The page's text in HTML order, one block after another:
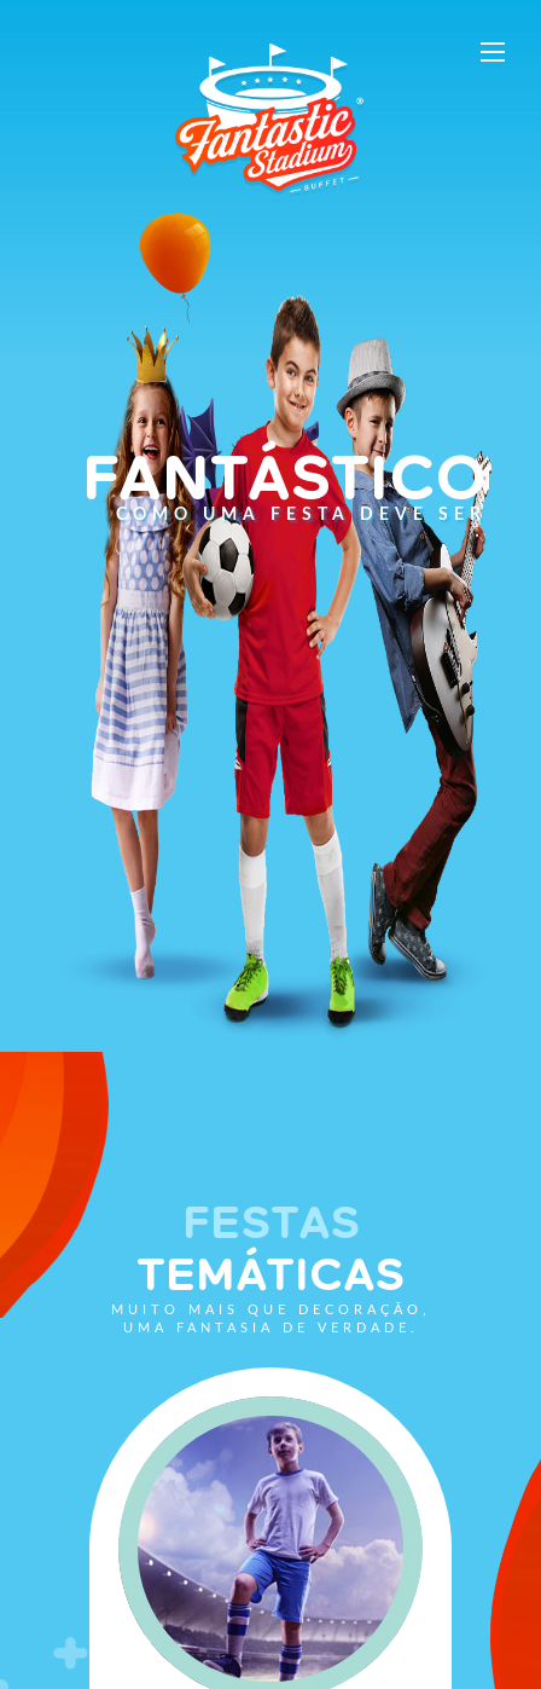
FANTÁSTICO
COMO UMA FESTA DEVE SER
FESTAS
TEMÁTICAS
MUITO MAIS QUE DECORAÇÃO,
UMA FANTASIA DE VERDADE.